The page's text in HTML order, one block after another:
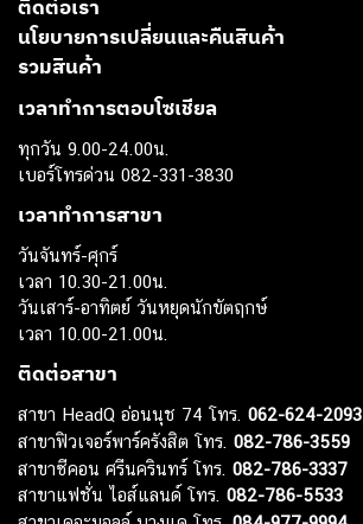
ติดต่อเรา
นโยบายการเปลี่ยนและคืนสินค้า
รวมสินค้า
เวลาทำการตอบโซเชียล
ทุกวัน 9.00-24.00น.
เบอร์โทรด่วน 082-331-3830
เวลาทำการสาขา
วันจันทร์-ศุกร์
เวลา 10.30-21.00น.
วันเสาร์-อาทิตย์ วันหยุดนักขัตฤกษ์
เวลา 10.00-21.00น.
ติดต่อสาขา
สาขา HeadQ อ่อนนุช 74 โทร. 062-624-2093
สาขาฟิวเจอร์พาร์ครังสิต โทร. 082-786-3559
สาขาซีคอน ศรีนครินทร์ โทร. 082-786-3337
สาขาแฟชั่น ไอส์แลนด์ โทร. 082-786-5533